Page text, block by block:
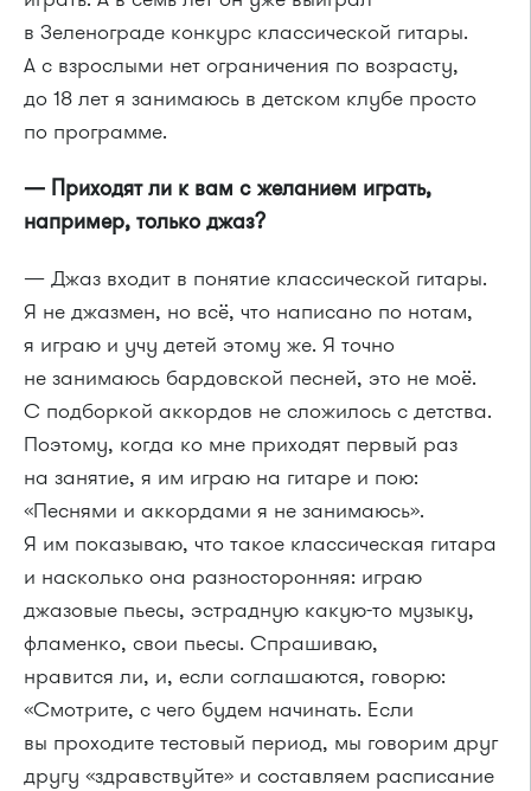
в Зеленограде конкурс классической гитары.
А с взрослыми нет ограничения по возрасту,
до 18 лет я занимаюсь в детском клубе просто
по программе.
— Приходят ли к вам с желанием играть,
например, только джаз?
— Джаз входит в понятие классической гитары.
Я не джазмен, но всё, что написано по нотам,
я играю и учу детей этому же. Я точно
не занимаюсь бардовской песней, это не моё.
С подборкой аккордов не сложилось с детства.
Поэтому, когда ко мне приходят первый раз
на занятие, я им играю на гитаре и пою:
«Песнями и аккордами я не занимаюсь».
Я им показываю, что такое классическая гитара
и насколько она разносторонняя: играю
джазовые пьесы, эстрадную какую-то музыку,
фламенко, свои пьесы. Спрашиваю,
нравится ли, и, если соглашаются, говорю:
«Смотрите, с чего будем начинать. Если
вы проходите тестовый период, мы говорим друг
другу «здравствуйте» и составляем расписание